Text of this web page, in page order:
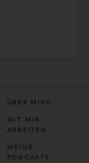
ÜBER MICH
MIT MIR
ARBEITEN
MEINE
PODCASTS